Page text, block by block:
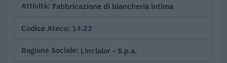
Attività Fabbricazione di biancheria intima
Codice Ateco 14.22
Ragione Sociale Linclalor - S.p.a.